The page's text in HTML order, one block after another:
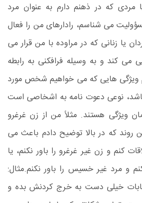
مردی که در ذهنم دارم به عنوان مرد
می شناسم، رادارهای من را فعال
یا زنانی که در مراوده با من قرار می
می کند و به وسیله فرافکنی به رابطه
هایی که می خواهیم شخص مورد
باشد، نوعی دعوت نامه به اشخاصی است
ویژگی هستند. مثلاً من از زن غرغرو
روند که در بالا توضیح دادم باعث می
کنم و زن غیر غرغرو را باور نکنم، یا
و مرد غیر خسیس را باور نکنم.مثال:
خیلی دست به خرج کردنش بده و